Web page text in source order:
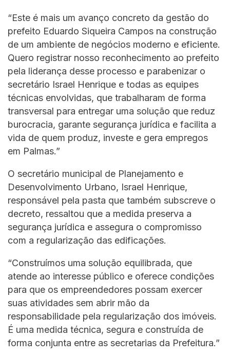
“Este é mais um avanço concreto da gestão do
prefeito Eduardo Siqueira Campos na construção
de um ambiente de negócios moderno e eficiente.
Quero registrar nosso reconhecimento ao prefeito
pela liderança desse processo e parabenizar o
secretário Israel Henrique e todas as equipes
técnicas envolvidas, que trabalharam de forma
transversal para entregar uma solução que reduz
burocracia, garante segurança jurídica e facilita a
vida de quem produz, investe e gera empregos
em Palmas.”
O secretário municipal de Planejamento e
Desenvolvimento Urbano, Israel Henrique,
responsável pela pasta que também subscreve o
decreto, ressaltou que a medida preserva a
segurança jurídica e assegura o compromisso
com a regularização das edificações.
“Construímos uma solução equilibrada, que
atende ao interesse público e oferece condições
para que os empreendedores possam exercer
suas atividades sem abrir mão da
responsabilidade pela regularização dos imóveis.
É uma medida técnica, segura e construída de
forma conjunta entre as secretarias da Prefeitura.”